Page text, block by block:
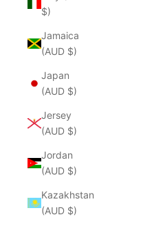
$)
Jamaica
(AUD $)
Japan
(AUD $)
Jersey
(AUD $)
Jordan
(AUD $)
Kazakhstan
(AUD $)